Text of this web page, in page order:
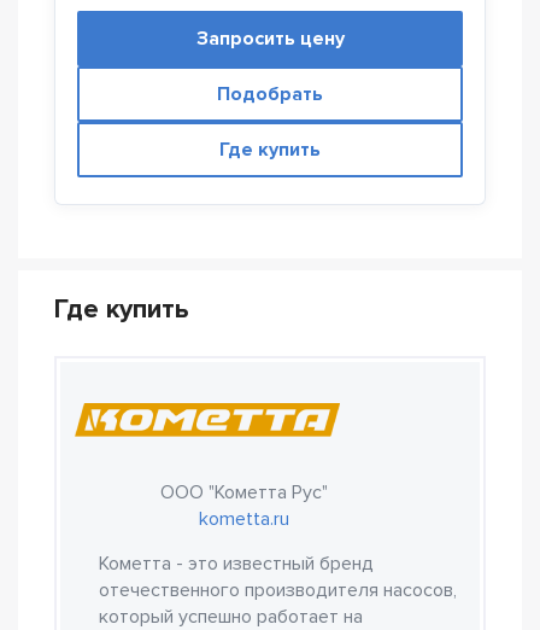
Запросить цену
Подобрать
Где купить
Где купить
ООО "Кометта Рус"
kometta.ru
Кометта - это известный бренд
отечественного производителя насосов,
который успешно работает на